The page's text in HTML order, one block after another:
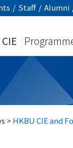
/ Staff / Alumni
> HKBU CIE and